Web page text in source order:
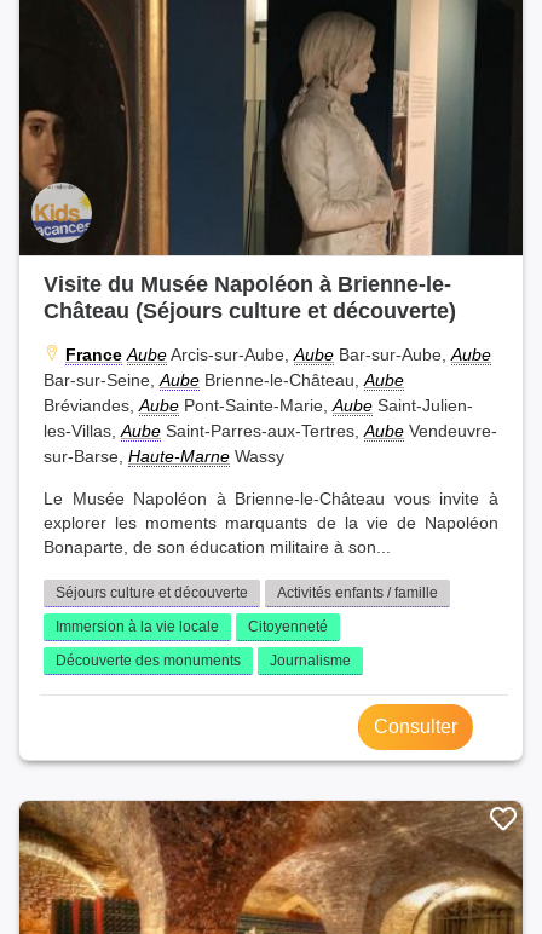
Visite du Musée Napoléon à Brienne-le-
Château (Séjours culture et découverte)
France AubeArcis-sur-Aube, Aube Bar-sur-Aube, Aube
Bar-sur-Seine, Aube Brienne-le-Château, Aube
Bréviandes, Aube Pont-Sainte-Marie, Aube Saint-Julien-
les-Villas, Aube Saint-Parres-aux-Tertres, Aube Vendeuvre-
sur-Barse, Haute-Marne Wassy
Le Musée Napoléon à Brienne-le-Château vous invite à
explorer les moments marquants de la vie de Napoléon
Bonaparte, de son éducation militaire à son...
Séjours culture et découverte
Activités enfants / famille
Immersion à la vie locale
Citoyenneté
Découverte des monuments
Journalisme
Consulter